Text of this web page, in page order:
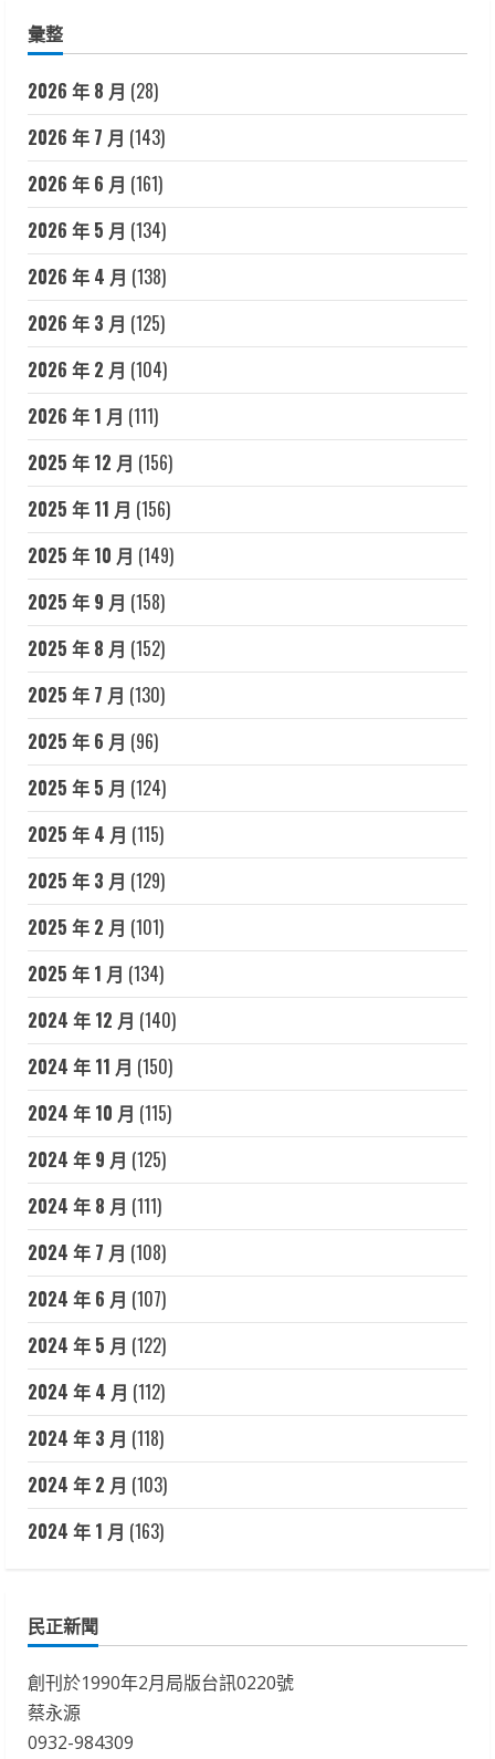
彙整
2026 年 8 月 (28)
2026 年 7 月 (143)
2026 年 6 月 (161)
2026 年 5 月 (134)
2026 年 4 月 (138)
2026 年 3 月 (125)
2026 年 2 月 (104)
2026 年 1 月 (111)
2025 年 12 月 (156)
2025 年 11 月 (156)
2025 年 10 月 (149)
2025 年 9 月 (158)
2025 年 8 月 (152)
2025 年 7 月 (130)
2025 年 6 月 (96)
2025 年 5 月 (124)
2025 年 4 月 (115)
2025 年 3 月 (129)
2025 年 2 月 (101)
2025 年 1 月 (134)
2024 年 12 月 (140)
2024 年 11 月 (150)
2024 年 10 月 (115)
2024 年 9 月 (125)
2024 年 8 月 (111)
2024 年 7 月 (108)
2024 年 6 月 (107)
2024 年 5 月 (122)
2024 年 4 月 (112)
2024 年 3 月 (118)
2024 年 2 月 (103)
2024 年 1 月 (163)
民正新聞
創刊於1990年2月局版台訊0220號
蔡永源
0932-984309